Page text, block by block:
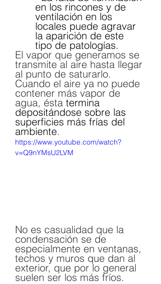
en los rincones y de
ventilación en los
locales puede agravar
la aparición de este
tipo de patologías.
El vapor que generamos se
transmite al aire hasta llegar
al punto de saturarlo.
Cuando el aire ya no puede
contener más vapor de
agua, ésta termina
depositándose sobre las
superficies más frías del
ambiente.
https://www.youtube.com/watch?
v=Q9nYMsU2LVM
No es casualidad que la
condensación se de
especialmente en ventanas,
techos y muros que dan al
exterior, que por lo general
suelen ser los más fríos.